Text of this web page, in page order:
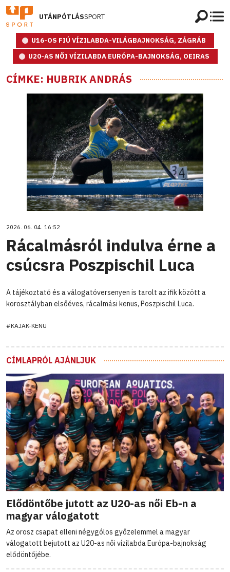
UTÁNPÓTLÁSSPORT
U16-OS FIÚ VÍZILABDA-VILÁGBAJNOKSÁG, ZÁGRÁB
U20-AS NŐI VÍZILABDA EURÓPA-BAJNOKSÁG, OEIRAS
CÍMKE: HUBRIK ANDRÁS
2026. 06. 04. 16:52
Rácalmásról indulva érne a
csúcsra Poszpischil Luca
A tájékoztató és a válogatóversenyen is tarolt az ifik között a
korosztályban elsőéves, rácalmási kenus, Poszpischil Luca.
#KAJAK-KENU
CÍMLAPRÓL AJÁNLJUK
Elődöntőbe jutott az U20-as női Eb-n a
magyar válogatott
Az orosz csapat elleni négygólos győzelemmel a magyar
válogatott bejutott az U20-as női vízilabda Európa-bajnokság
elődöntőjébe.